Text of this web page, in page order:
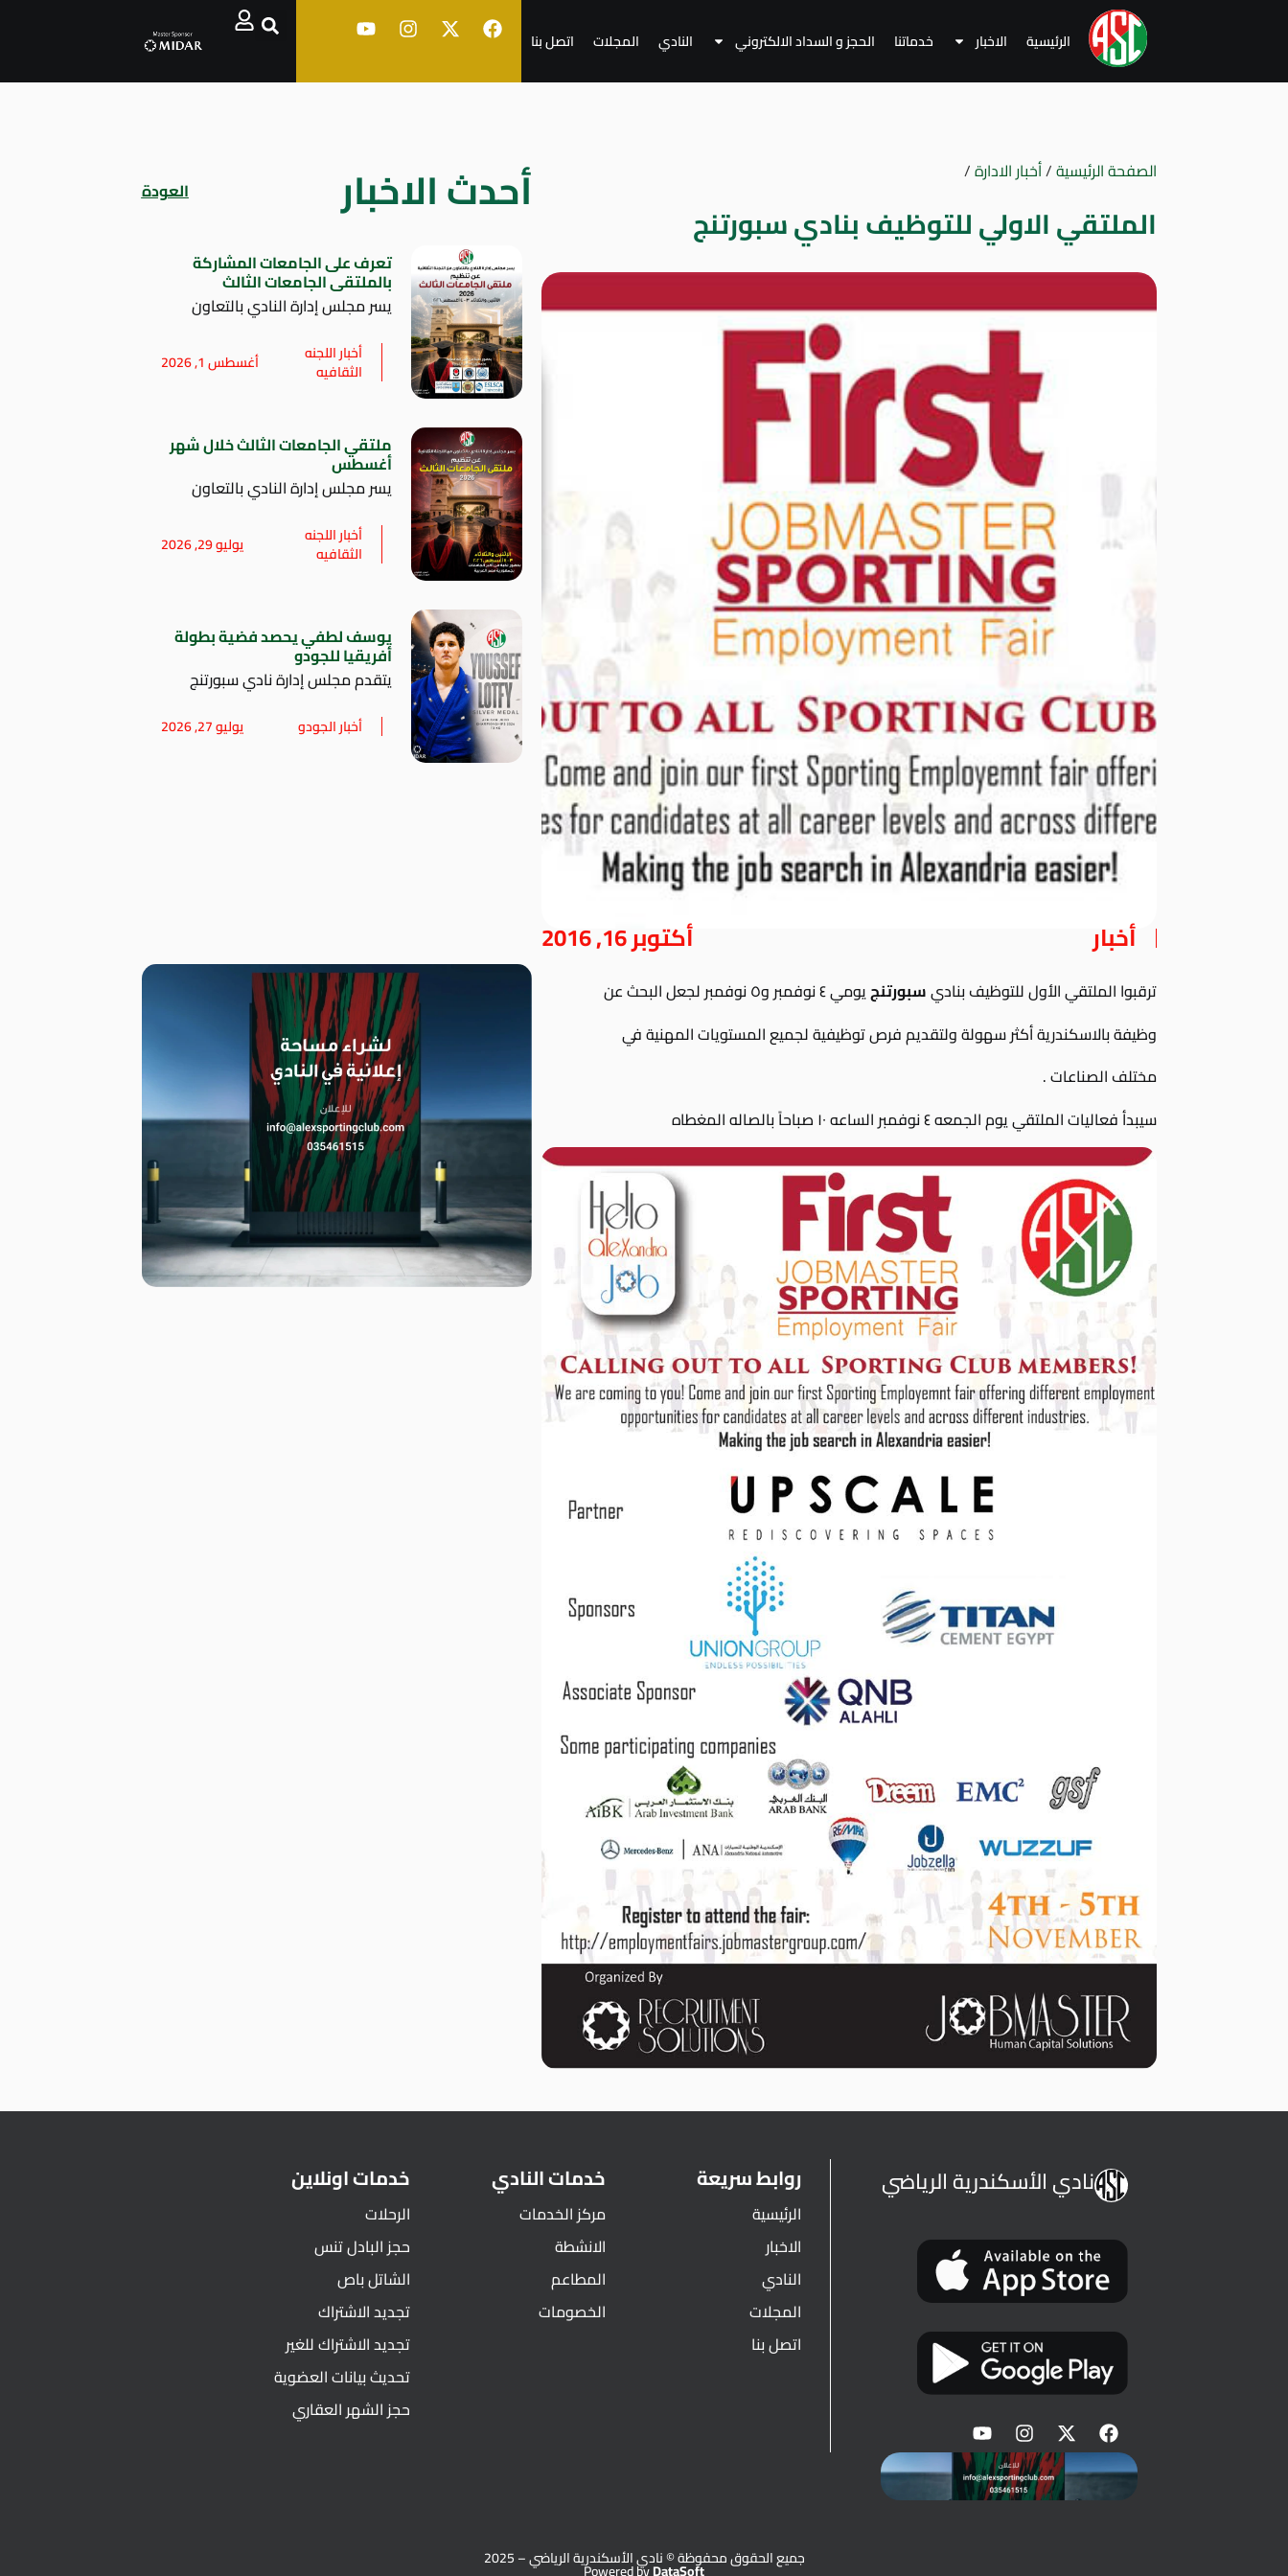
الرئيسية الاخبار خدماتنا الحجز و السداد الالكتروني النادي المجلات اتصل بنا
الصفحة الرئيسية/أخبار الادارة/
الملتقي الاولي للتوظيف بنادي سبورتنج
أخبار أكتوبر 16, 2016
ترقبوا الملتقي الأول للتوظيف بناديسبورتنجيومي ٤ نوفمبر و٥ نوفمبر لجعل البحث عن
وظيفة بالاسكندرية أكثر سهولة ولتقديم فرص توظيفية لجميع المستويات المهنية في
مختلف الصناعات .
سيبدأ فعاليات الملتقي يوم الجمعه ٤ نوفمبر الساعه ١٠ صباحاً بالصاله المغطاه
أحدث الاخبار العودة
تعرف على الجامعات المشاركة
بالملتقى الجامعات الثالث
يسر مجلس إدارة النادي بالتعاون
أخبار اللجنه
الثقافيه أغسطس 1, 2026
ملتقي الجامعات الثالث خلال شهر
أغسطس
يسر مجلس إدارة النادي بالتعاون
أخبار اللجنه
الثقافيه يوليو 29, 2026
يوسف لطفي يحصد فضية بطولة
أفريقيا للجودو
يتقدم مجلس إدارة نادي سبورتنج
أخبار الجودو يوليو 27, 2026
نادي الأسكندرية الرياضي روابط سريعة
الرئيسية
الاخبار
النادي
المجلات
اتصل بنا
خدمات النادي
مركز الخدمات
الانشطة
المطاعم
الخصومات
خدمات اونلاين
الرحلات
حجز البادل تنس
الشاتل باص
تجديد الاشتراك
تجديد الاشتراك للغير
تحديث بيانات العضوية
حجز الشهر العقاري
جميع الحقوق محفوظة © نادي الأسكندرية الرياضي – 2025